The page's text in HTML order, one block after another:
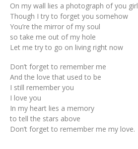
On my wall lies a photograph of you girl
Though I try to forget you somehow
You’re the mirror of my soul
so take me out of my hole
Let me try to go on living right now
Don’t forget to remember me
And the love that used to be
I still remember you
I love you
In my heart lies a memory
to tell the stars above
Don’t forget to remember me my love.